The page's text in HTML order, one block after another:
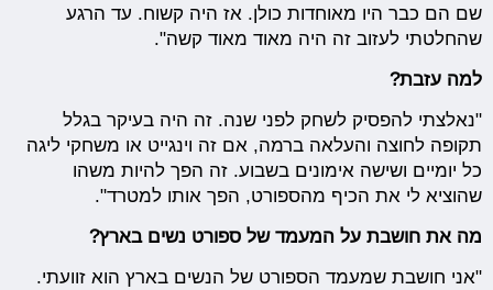
שם הם כבר היו מאוחדות כולן. אז היה קשוח. עד הרגע
שהחלטתי לעזוב זה היה מאוד מאוד קשה".
למה עזבת?
"נאלצתי להפסיק לשחק לפני שנה. זה היה בעיקר בגלל
תקופה לחוצה והעלאה ברמה, אם זה וינגייט או משחקי ליגה
כל יומיים ושישה אימונים בשבוע. זה הפך להיות משהו
שהוציא לי את הכיף מהספורט, הפך אותו למטרד".
מה את חושבת על המעמד של ספורט נשים בארץ?
"אני חושבת שמעמד הספורט של הנשים בארץ הוא זוועתי.